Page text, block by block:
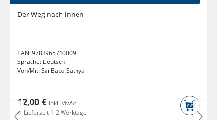
Der Weg nach innen
EAN:9783965710009
Sprache: Deutsch
Von/Mit:Sai Baba Sathya
12,00 € inkl. MwSt.
Lieferzeit 1-2 Werktage